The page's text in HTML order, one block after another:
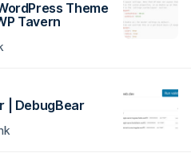
Theme
Tavern
| DebugBear